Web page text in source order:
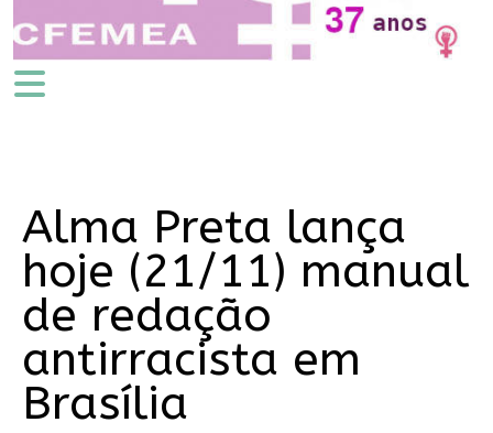
Alma Preta lança
hoje (21/11) manual
de redação
antirracista em
Brasília